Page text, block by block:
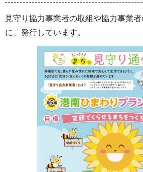
見守り協力事業者の取組や協力事業
に、発行しています。